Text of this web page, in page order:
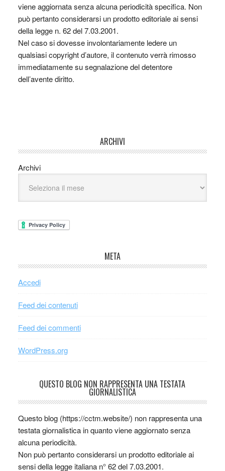
viene aggiornata senza alcuna periodicità specifica. Non
può pertanto considerarsi un prodotto editoriale ai sensi
della legge n. 62 del 7.03.2001.
Nel caso si dovesse involontariamente ledere un
qualsiasi copyright d’autore, il contenuto verrà rimosso
immediatamente su segnalazione del detentore
dell’avente diritto.
ARCHIVI
Archivi
META
Accedi
Feed dei contenuti
Feed dei commenti
WordPress.org
QUESTO BLOG NON RAPPRESENTA UNA TESTATA
GIORNALISTICA
Questo blog (https://cctm.website/) non rappresenta una
testata giornalistica in quanto viene aggiornato senza
alcuna periodicità.
Non può pertanto considerarsi un prodotto editoriale ai
sensi della legge italiana n° 62 del 7.03.2001.